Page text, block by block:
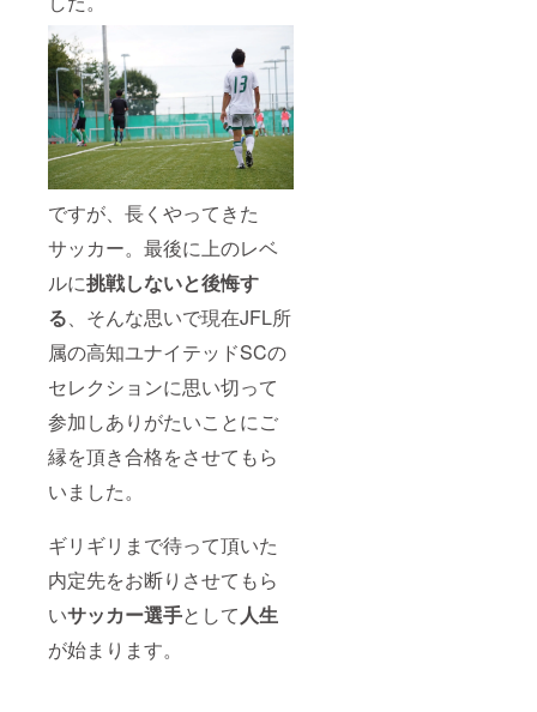
ですが、長くやってきた
サッカー。最後に上のレベ
ルに挑戦しないと後悔す
る、そんな思いで現在JFL所
属の高知ユナイテッドSCの
セレクションに思い切って
参加しありがたいことにご
縁を頂き合格をさせてもら
いました。
ギリギリまで待って頂いた
内定先をお断りさせてもら
いサッカー選手として人生
が始まります。